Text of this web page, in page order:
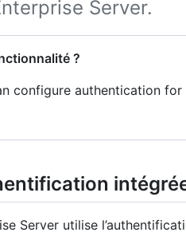
Server.
?
configure authentication
Server utilise